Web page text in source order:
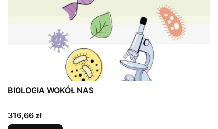
BIOLOGIA WOKÓŁ NAS
Cena
316,66 zł